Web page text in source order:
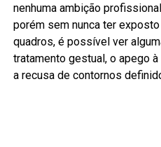
nenhuma ambição
porém sem nunca ter
quadros, é possível ver
tratamento gestual, o apego
a recusa de contornos